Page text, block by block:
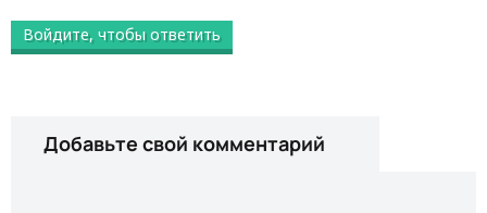
Войдите, чтобы ответить
Добавьте свой комментарий